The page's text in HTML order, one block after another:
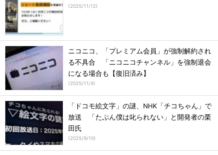
(2025/11/12)
ニコニコ、「プレミアム会員」が強制解約され
る不具合 「ニコニコチャンネル」を強制退会
になる場合も【復旧済み】
(2025/11/4)
「ドコモ絵文字」の謎、NHK「チコちゃん」で
放送 「たぶん僕は叱られない」と開発者の栗
田氏
(2025/9/10)